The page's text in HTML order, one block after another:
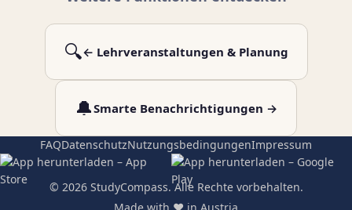
🔍← Lehrveranstaltungen & Planung
Smarte Benachrichtigungen →
🔔
FAQDatenschutzNutzungsbedingungenImpressum
© 2026 StudyCompass. Alle Rechte vorbehalten.